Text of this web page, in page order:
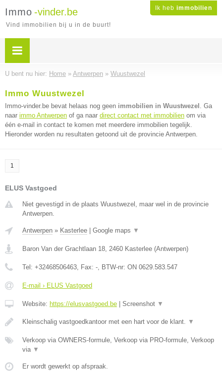
Ik heb immobilien
Immo -vinder.be
Vind immobilien bij u in de buurt!
U bent nu hier: Home » Antwerpen » Wuustwezel
Immo Wuustwezel
Immo-vinder.be bevat helaas nog geen immobilien in Wuustwezel . Ga
naar immo Antwerpen of ga naar direct contact met immobilien om via
één e-mail in contact te komen met meerdere immobilien tegelijk.
Hieronder worden nu resultaten getoond uit de provincie Antwerpen.
1
ELUS Vastgoed
Niet gevestigd in de plaats Wuustwezel, maar wel in de provincie
Antwerpen.
Antwerpen » Kasterlee Google maps ▼
Baron Van der Grachtlaan 18, 2460 Kasterlee (Antwerpen)
Tel: +32468506463, Fax: -, BTW-nr: ON 0629.583.547
E-mail › ELUS Vastgoed
Website: https://elusvastgoed.be Screenshot ▼
Kleinschalig vastgoedkantoor met een hart voor de klant. ▼
Verkoop via OWNERS-formule, Verkoop via PRO-formule, Verkoop
via ▼
Er wordt gewerkt op afspraak.